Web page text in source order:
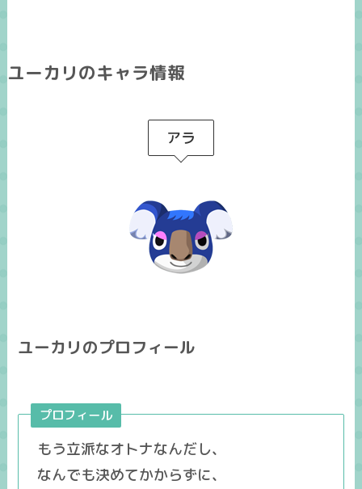
ユーカリのキャラ情報
アラ
ユーカリのプロフィール
プロフィール
もう立派なオトナなんだし、
なんでも決めてかからずに、